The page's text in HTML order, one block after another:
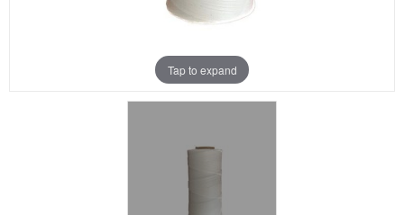
Tap to expand